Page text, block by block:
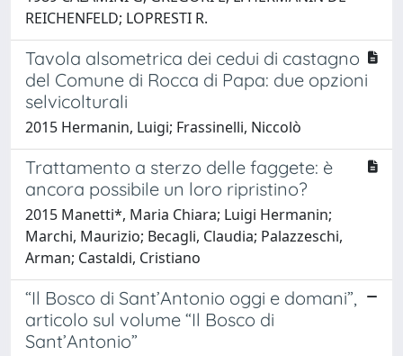
REICHENFELD; LOPRESTI R.
Tavola alsometrica dei cedui di castagno
del Comune di Rocca di Papa: due opzioni
selvicolturali
2015 Hermanin, Luigi; Frassinelli, Niccolò
Trattamento a sterzo delle faggete: è
ancora possibile un loro ripristino?
2015 Manetti*, Maria Chiara; Luigi Hermanin;
Marchi, Maurizio; Becagli, Claudia; Palazzeschi,
Arman; Castaldi, Cristiano
“Il Bosco di Sant’Antonio oggi e domani”,
articolo sul volume “Il Bosco di
Sant’Antonio”